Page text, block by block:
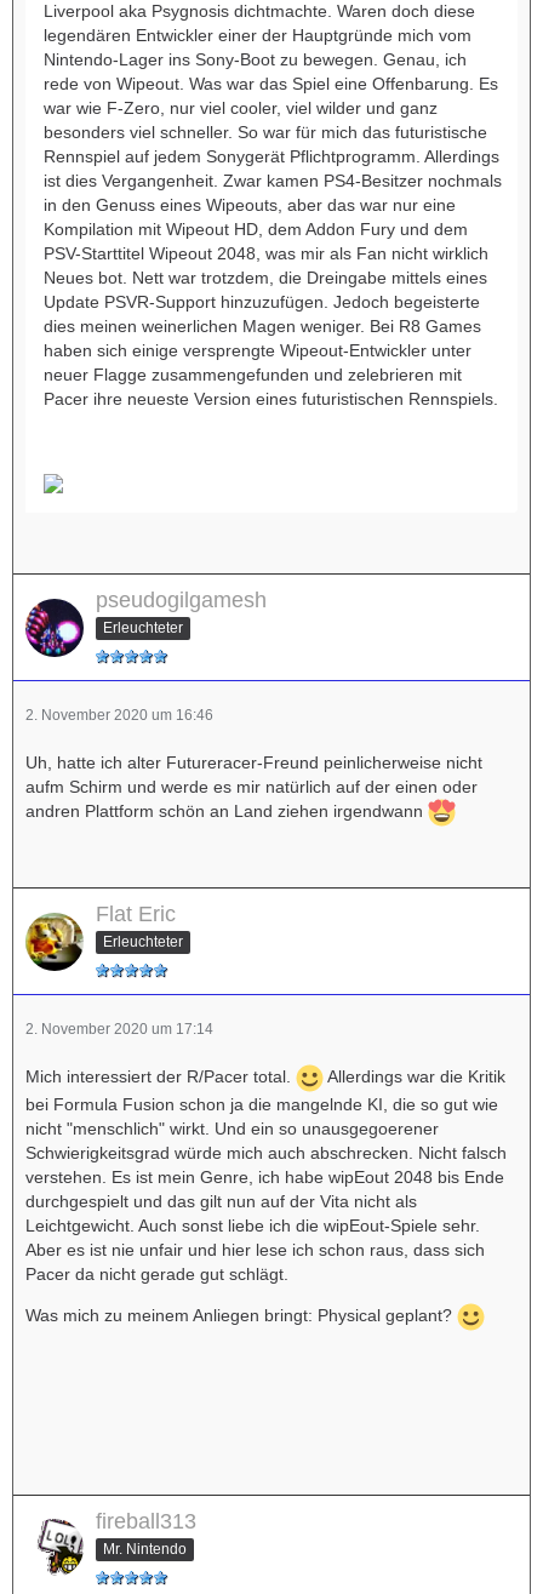
Liverpool aka Psygnosis dichtmachte. Waren doch diese
legendären Entwickler einer der Hauptgründe mich vom
Nintendo-Lager ins Sony-Boot zu bewegen. Genau, ich
rede von Wipeout. Was war das Spiel eine Offenbarung. Es
war wie F-Zero, nur viel cooler, viel wilder und ganz
besonders viel schneller. So war für mich das futuristische
Rennspiel auf jedem Sonygerät Pflichtprogramm. Allerdings
ist dies Vergangenheit. Zwar kamen PS4-Besitzer nochmals
in den Genuss eines Wipeouts, aber das war nur eine
Kompilation mit Wipeout HD, dem Addon Fury und dem
PSV-Starttitel Wipeout 2048, was mir als Fan nicht wirklich
Neues bot. Nett war trotzdem, die Dreingabe mittels eines
Update PSVR-Support hinzuzufügen. Jedoch begeisterte
dies meinen weinerlichen Magen weniger. Bei R8 Games
haben sich einige versprengte Wipeout-Entwickler unter
neuer Flagge zusammengefunden und zelebrieren mit
Pacer ihre neueste Version eines futuristischen Rennspiels.
pseudogilgamesh
Erleuchteter
2. November 2020 um 16:46
Uh, hatte ich alter Futureracer-Freund peinlicherweise nicht
aufm Schirm und werde es mir natürlich auf der einen oder
andren Plattform schön an Land ziehen irgendwann
Flat Eric
Erleuchteter
2. November 2020 um 17:14
Mich interessiert der R/Pacer total.
Allerdings war die Kritik
bei Formula Fusion schon ja die mangelnde KI, die so gut wie
nicht "menschlich" wirkt. Und ein so unausgegoerener
Schwierigkeitsgrad würde mich auch abschrecken. Nicht falsch
verstehen. Es ist mein Genre, ich habe wipEout 2048 bis Ende
durchgespielt und das gilt nun auf der Vita nicht als
Leichtgewicht. Auch sonst liebe ich die wipEout-Spiele sehr.
Aber es ist nie unfair und hier lese ich schon raus, dass sich
Pacer da nicht gerade gut schlägt.
Was mich zu meinem Anliegen bringt: Physical geplant?
fireball313
Mr. Nintendo